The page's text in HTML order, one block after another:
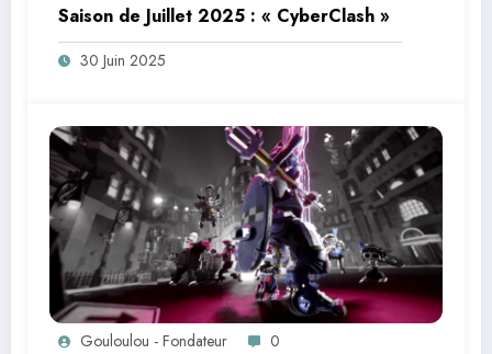
Saison de Juillet 2025 : « CyberClash »
30 Juin 2025
Gouloulou - Fondateur 0